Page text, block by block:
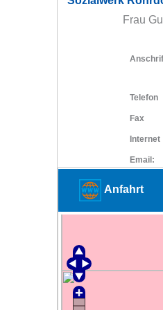
Frau
Telefon
Fax
Internet
Email:
Anfahrt